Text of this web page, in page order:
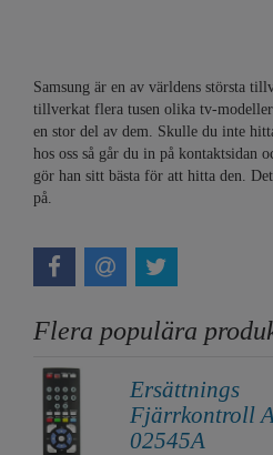
Samsung är en av världens största
tillverkat flera tusen olika tv-
en stor del av dem. Skulle du inte
hos oss så går du in på kontaktsidan
gör han sitt bästa för att hitta den.
på.
Flera populära
Ersättnings
Fjärrkontroll
02545A